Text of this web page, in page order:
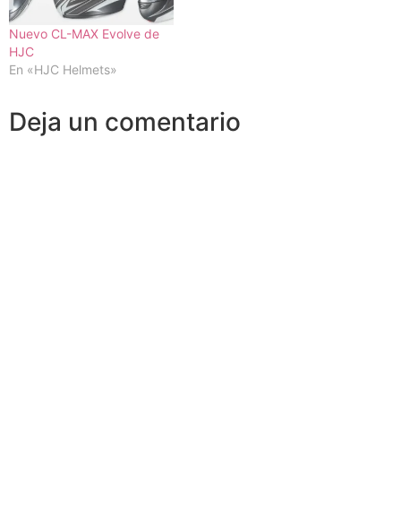
Nuevo CL-MAX Evolve de
HJC
En «HJC Helmets»
Deja un comentario